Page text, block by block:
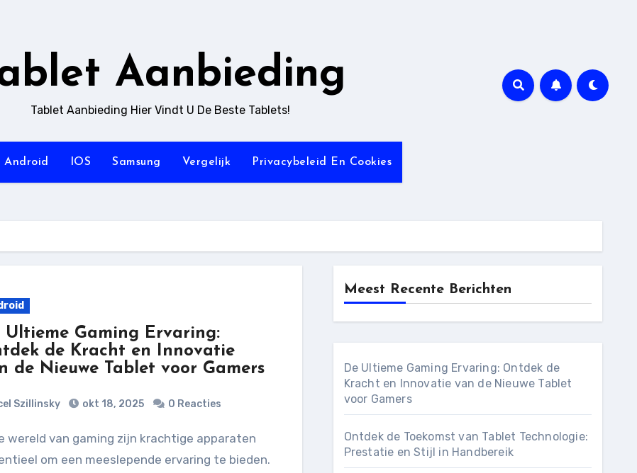
Aanbieding
Tablet Aanbieding Hier Vindt U De Beste Tablets!
Android IOS Samsung Vergelijk Privacybeleid En Cookies
Ultieme Gaming Ervaring:
de Kracht en Innovatie
de Nieuwe Tablet voor Gamers
Szillinsky okt 18, 2025 0 Reacties
om een meeslepende ervaring te bieden.
Meest Recente Berichten
De Ultieme Gaming Ervaring: Ontdek de
Kracht en Innovatie van de Nieuwe Tablet
voor Gamers
Ontdek de Toekomst van Tablet Technologie:
Prestatie en Stijl in Handbereik